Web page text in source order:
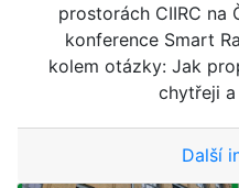
prostorách CIIRC na
konference Smart
kolem otázky: Jak
chytřeji
Další